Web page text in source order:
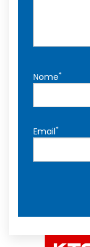
Nome*
Email*